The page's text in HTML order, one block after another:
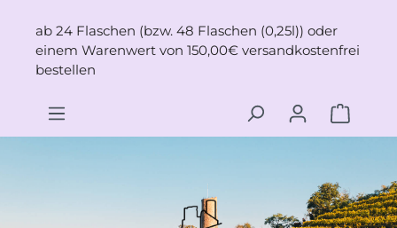
Zum Hauptinhalt springen
ab 24 Flaschen (bzw. 48 Flaschen (0,25l)) oder
einem Warenwert von 150,00€ versandkostenfrei
bestellen